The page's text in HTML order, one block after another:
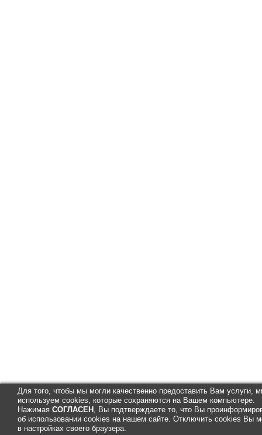
Для того, чтобы мы могли качественно предоставить Вам услуги,
используем cookies, которые сохраняются на Вашем компьютере.
Нажимая СОГЛАСЕН , Вы подтверждаете то, что Вы
об использовании cookies на нашем сайте. Отключить cookies Вы
в настройках своего браузера.